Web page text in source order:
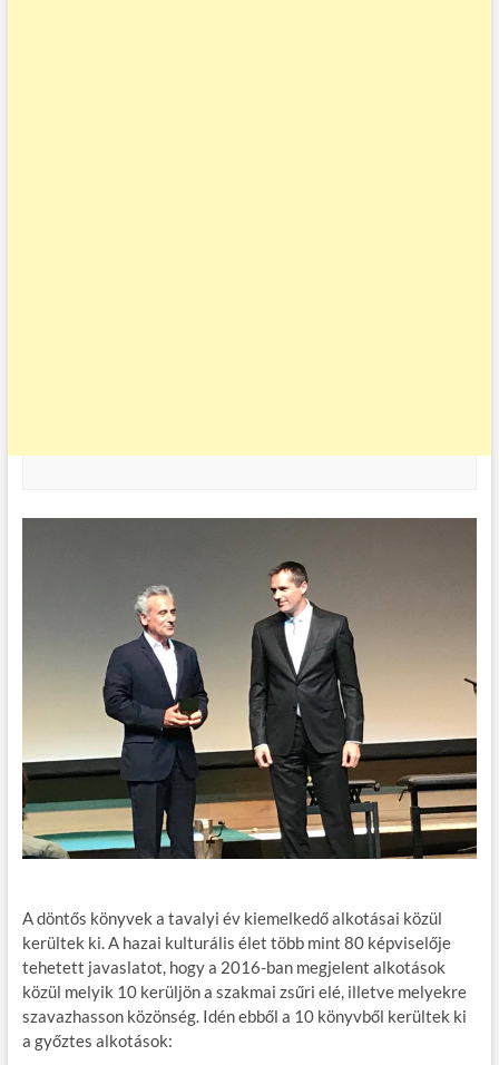
A döntős könyvek a tavalyi év kiemelkedő alkotásai közül
kerültek ki. A hazai kulturális élet több mint 80 képviselője
tehetett javaslatot, hogy a 2016-ban megjelent alkotások
közül melyik 10 kerüljön a szakmai zsűri elé, illetve melyekre
szavazhasson közönség. Idén ebből a 10 könyvből kerültek ki
a győztes alkotások: